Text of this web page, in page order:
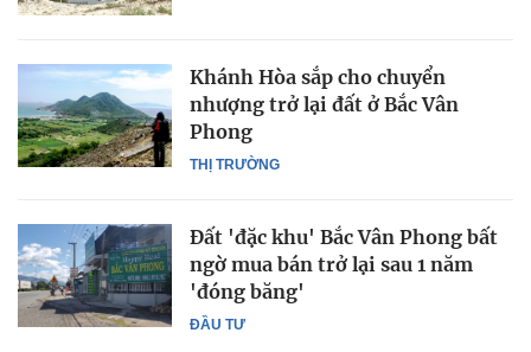
THỊ TRƯỜNG
Khánh Hòa sắp cho chuyển
nhượng trở lại đất ở Bắc Vân
Phong
ĐẦU TƯ
Đất 'đặc khu' Bắc Vân Phong bất
ngờ mua bán trở lại sau 1 năm
'đóng băng'